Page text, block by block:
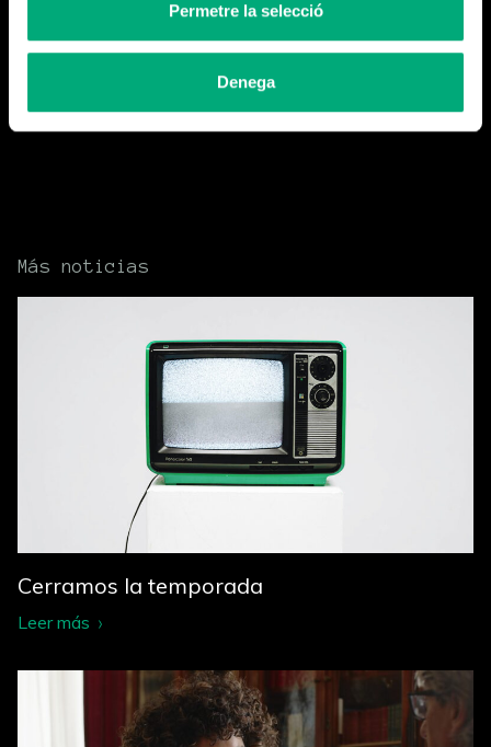
Permetre la selecció
Denega
con el equipo de Ferran Adrià para sumergirse en el rol de
ser cocinero y para aprender nociones de cocina y cómo
Más noticias
Cerramos la temporada
Leer más